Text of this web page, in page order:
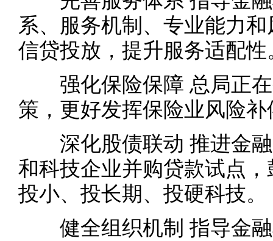
系、服务机制、专业能力
信贷投放，提升服务适配性
强化保险保障 总局正在
策，更好发挥保险业风险
深化股债联动 推进金融
和科技企业并购贷款试点
投小、投长期、投硬科技。
健全组织机制 指导金融